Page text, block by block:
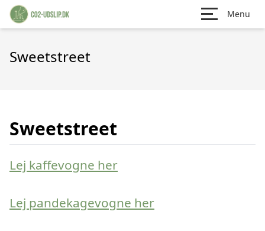
Menu
Sweetstreet
Sweetstreet
Lej kaffevogne her
Lej pandekagevogne her